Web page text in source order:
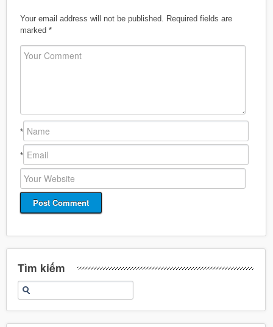
Your email address will not be published.
Required fields are
marked *
*
*
Tìm kiếm